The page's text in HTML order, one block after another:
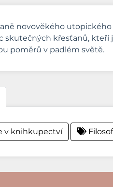
novověkého
skutečných křesťanů, kteří
poměrů v padlém světě.
v knihkupectví